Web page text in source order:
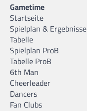
Gametime
Startseite
Spielplan & Ergebnisse
Tabelle
Spielplan ProB
Tabelle ProB
6th Man
Cheerleader
Dancers
Fan Clubs